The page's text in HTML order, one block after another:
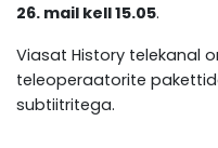
26. mail kell 15.05.
Viasat History telekanal
teleoperaatorite
subtiitritega.